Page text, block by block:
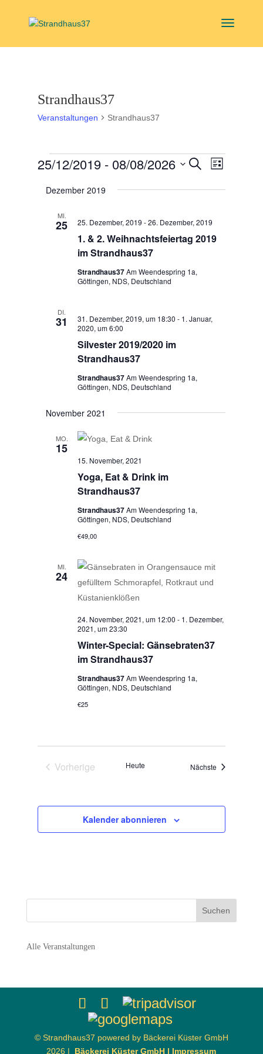
Strandhaus37
Veranstaltungen Strandhaus37
Veranstaltungen
und
Navigation
Suche
Liste
25/12/2019 - 08/08/2026
wählen.
Dezember 2019
MI.
25
1. & 2. Weihnachtsfeiertag 2019
im Strandhaus37
25. Dezember, 2019 -26. Dezember, 2019
Strandhaus37Am Weendespring 1a,
Göttingen, NDS, Deutschland
DI.
31
Silvester 2019/2020 im
Strandhaus37
31. Dezember, 2019, um 18:30 - 1. Januar,
2020, um 6:00
Strandhaus37Am Weendespring 1a,
Göttingen, NDS, Deutschland
November 2021
MO.
15
Yoga, Eat & Drink im
Strandhaus37
15. November, 2021
Strandhaus37Am Weendespring 1a,
Göttingen, NDS, Deutschland
€49,00
MI.
24
Winter-Special: Gänsebraten37
im Strandhaus37
24. November, 2021, um 12:00 - 1. Dezember,
2021, um 23:30
Strandhaus37Am Weendespring 1a,
Göttingen, NDS, Deutschland
€25
Vorherige
Heute Nächste
Kalender abonnieren
Alle Veranstaltungen
© Strandhaus37 powered by Bäckerei Küster GmbH
2026 |
Bäckerei Küster GmbH | Impressum